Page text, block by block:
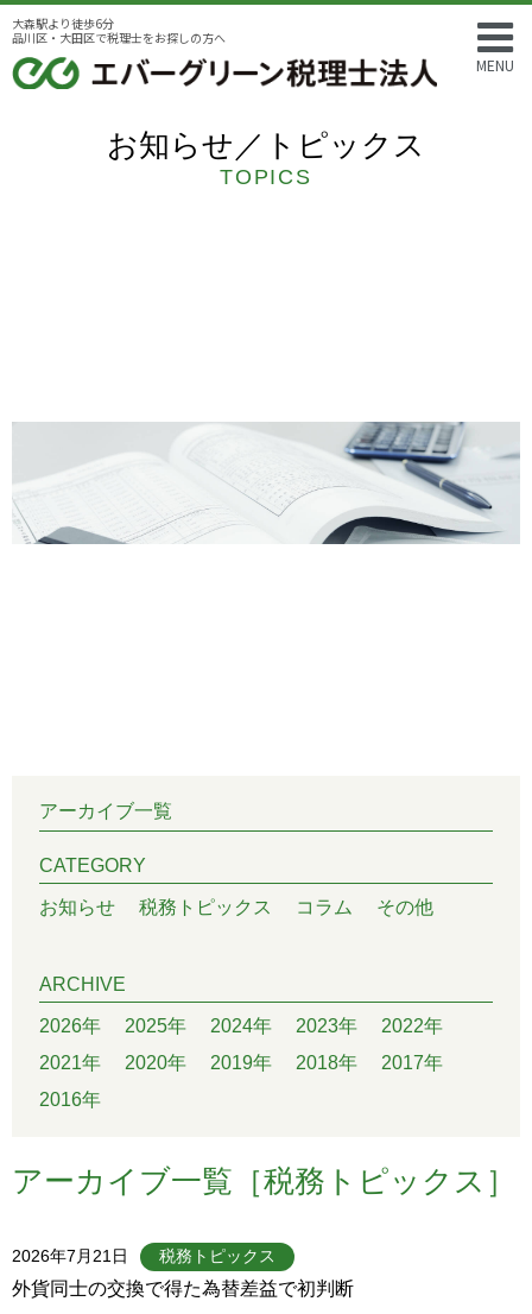
MENU
大森駅より徒歩6分
品川区・大田区で税理士をお探しの方へ
お知らせ／トピックス
TOPICS
アーカイブ一覧
CATEGORY
お知らせ 税務トピックス コラム その他
ARCHIVE
2026年 2025年 2024年 2023年
2022年
2021年
2020年 2019年 2018年
2017年
2016年
アーカイブ一覧［税務トピックス］
2026年7月21日 税務トピックス
外貨同士の交換で得た為替差益で初判断